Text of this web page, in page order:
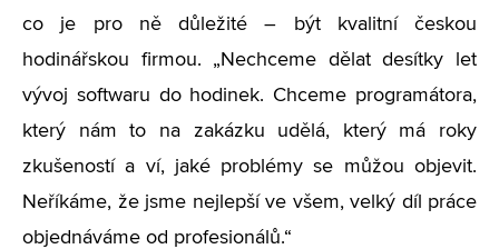
co je pro ně důležité – být kvalitní českou
hodinářskou firmou. „Nechceme dělat desítky let
vývoj softwaru do hodinek. Chceme programátora,
který nám to na zakázku udělá, který má roky
zkušeností a ví, jaké problémy se můžou objevit.
Neříkáme, že jsme nejlepší ve všem, velký díl práce
objednáváme od profesionálů.“